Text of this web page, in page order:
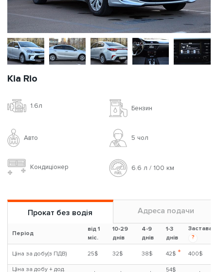
Kia Rio
1.6л Бензин
Авто 5 чoл
Кондиціонер 6.6 л / 100 км
Прокат без водія Адреса подачи
Період
від 1
міс.
10-29
днів
4-9
днів
1-3
днів
Застава
?
Ціна за добу(з ПДВ) 25$ 32$ 38$ 42$ * 400$
Ціна за добу + дод. 54$